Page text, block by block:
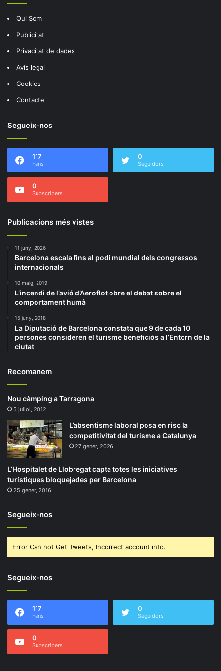
Qui Som
Publicitat
Privacitat de dades
Avís legal
Cookies
Contacte
Segueix-nos
117
Fans
0
Seguidors
0
Subscribers
Publicacions més vistes
11 juny, 2026
Barcelona escala fins al podi mundial dels congressos
internacionals
10 maig, 2019
L’incendi de l’avió d’Aeroflot obre el debat sobre el
comportament humà
15 juny, 2018
La Diputació de Barcelona constata que 9 de cada 10
persones consideren el turisme beneficiós a l’Entorn de la
ciutat
Recomanem
Nou càmping a Tarragona
5 juliol, 2012
L’absentisme laboral posa en risc la
competitivitat del turisme a Catalunya
27 gener, 2026
L’Hospitalet de Llobregat capta totes les iniciatives
turístiques bloquejades per Barcelona
25 gener, 2016
Segueix-nos
Error Can not Get Tweets, Incorrect account info.
Segueix-nos
117
Fans
0
Seguidors
0
Subscribers